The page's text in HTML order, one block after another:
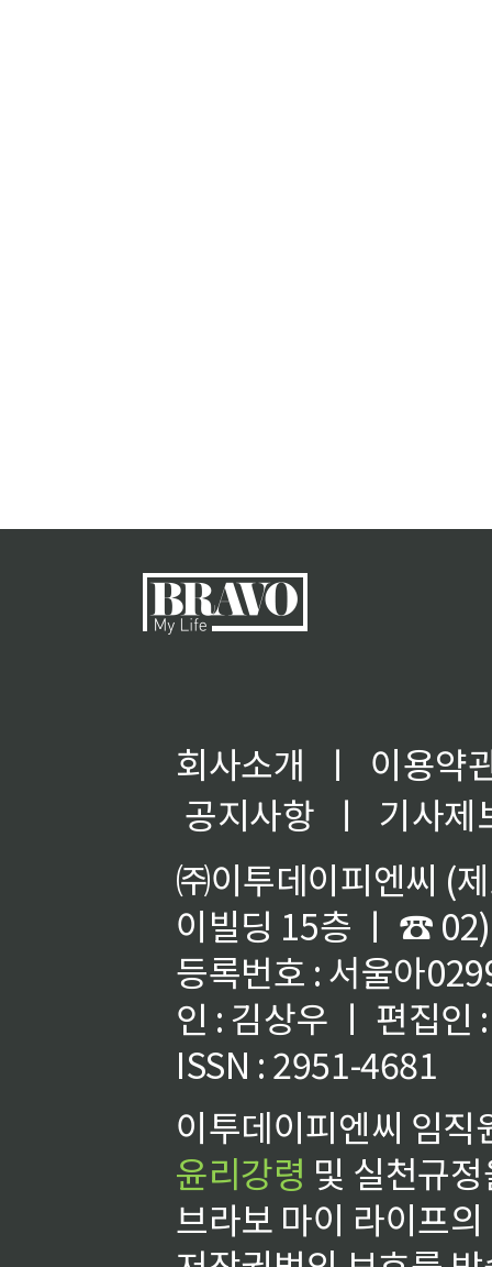
회사소개 ㅣ
이용약
공지사항
ㅣ
기사제
㈜이투데이피엔씨 (
이빌딩 15층 ㅣ ☎
등록번호 : 서울아
인 : 김상우 ㅣ 편집인
ISSN : 2951-4681
이투데이피엔씨 임
윤리강령 및 실천규
브라보 마이 라이프